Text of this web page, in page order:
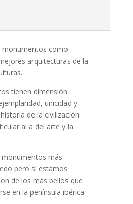
monumentos como
arquitecturas de la
tienen dimensión
unicidad y
de la civilización
al a del arte y la
más
pero sí estamos
de los más bellos que
en la península ibérica.